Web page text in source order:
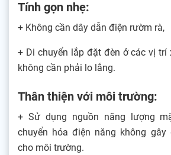
Tính gọn nhẹ:
+ Không cần dây dẫn điện rườm rà,
+ Di chuyển lắp đặt đèn ở các vị trí
không cần phải lo lắng.
Thân thiện với môi trường:
+ Sử dụng nguồn năng lượng
chuyển hóa điện năng không gây
cho môi trường.